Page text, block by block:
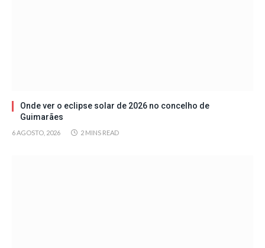
Onde ver o eclipse solar de 2026 no concelho de
Guimarães
6 AGOSTO, 2026 2 MINS READ